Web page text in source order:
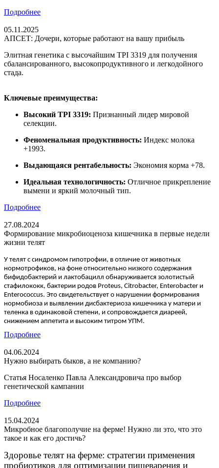
Подробнее
05.11.2025
АПСЕТ: Дочери, которые работают на вашу прибыль
Элитная генетика с высочайшим TPI 3319 для получения
сбалансированного, высокопродуктивного и легкодойного
стада.
Ключевые преимущества:
Высокий TPI 3319: Признанный лидер мировой
селекции.
Феноменальная продуктивность: Индекс молока
+1993.
Выдающаяся рентабельность: Экономия корма +78.
Идеальная технологичность: Отличное прикрепление
вымени и яркий молочный тип.
Подробнее
27.08.2024
Формирование микробиоценоза кишечника в первые недели
жизни телят
У телят с синдромом гипотрофии, в отличие от животных
нормотрофиков, на фоне относительно низкого содержания
бифидобактерий и лактобацилл обнаруживается золотистый
стафилококк, бактерии родов Proteus, Citrobacter, Enterobacter и
Enterococcus. Это свидетельствует о нарушении формирования
нормобиоза и выявлении дисбактериоза кишечника у матери и
теленка в одинаковой степени, и сопровождается диареей,
снижением аппетита и высоким титром УПМ.
Подробнее
04.06.2024
Нужно выбирать быков, а не компанию?
Статья Носаленко Павла Александровича про выбор
генетической кампании
Подробнее
15.04.2024
Микробное благополучие на ферме! Нужно ли это, что это
такое и как его достичь?
Здоровье телят на ферме: стратегии применения
пробиотиков для оптимизации пищеварения и